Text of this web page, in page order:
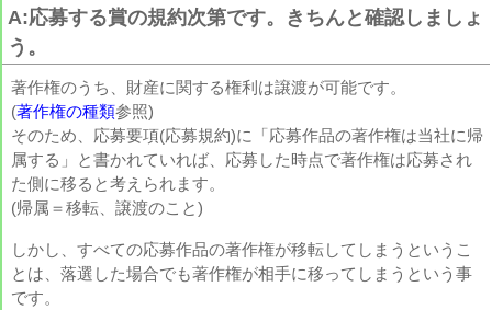
A:応募する賞の規約次第です。きちんと確認しましょ
う。
著作権のうち、財産に関する権利は譲渡が可能です。
(著作権の種類参照)
そのため、応募要項(応募規約)に「応募作品の著作権は当社に帰
属する」と書かれていれば、応募した時点で著作権は応募され
た側に移ると考えられます。
(帰属＝移転、譲渡のこと)
しかし、すべての応募作品の著作権が移転してしまうというこ
とは、落選した場合でも著作権が相手に移ってしまうという事
です。